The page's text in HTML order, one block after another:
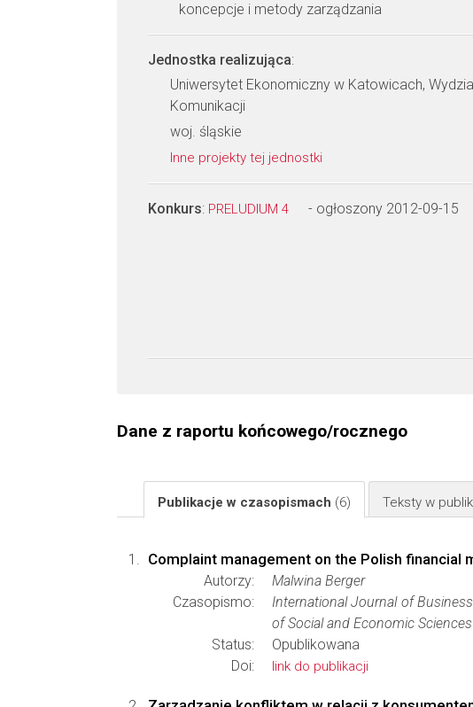
koncepcje i metody zarządzania
Jednostka realizująca:
Uniwersytet Ekonomiczny w Katowicach,
Komunikacji
woj. śląskie
Inne projekty tej jednostki
Konkurs: PRELUDIUM 4 - ogłoszony 2012-09-15
Dane z raportu końcowego/rocznego
Publikacje w czasopismach (6) Teksty w
Complaint management on the Polish
Autorzy:
Malwina Berger
Czasopismo:
International Journal of
of Social and Economic Sciences
Status:
Opublikowana
Doi:
link do publikacji